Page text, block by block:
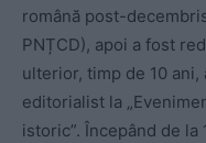
română post-
PNȚCD), apoi a fost
ulterior, timp de 10
editorialist la
istoric”. Începând de